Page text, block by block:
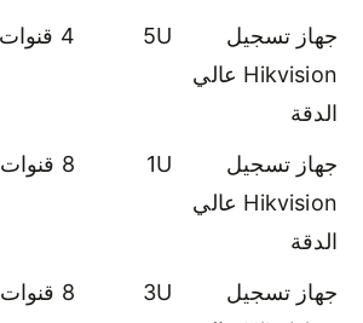
جهاز تسجيل
Hikvision عالي
الدقة
5U 4 قنوات
جهاز تسجيل
Hikvision عالي
الدقة
1U 8 قنوات
جهاز تسجيل
3U 8 قنوات